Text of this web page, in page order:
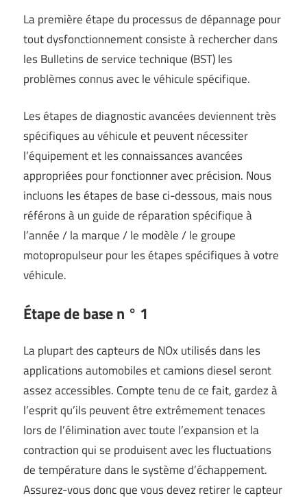
La première étape du processus de dépannage pour
tout dysfonctionnement consiste à rechercher dans
les Bulletins de service technique (BST) les
problèmes connus avec le véhicule spécifique.
Les étapes de diagnostic avancées deviennent très
spécifiques au véhicule et peuvent nécessiter
l’équipement et les connaissances avancées
appropriées pour fonctionner avec précision. Nous
incluons les étapes de base ci-dessous, mais nous
référons à un guide de réparation spécifique à
l’année / la marque / le modèle / le groupe
motopropulseur pour les étapes spécifiques à votre
véhicule.
Étape de base n ° 1
La plupart des capteurs de NOx utilisés dans les
applications automobiles et camions diesel seront
assez accessibles. Compte tenu de ce fait, gardez à
l’esprit qu’ils peuvent être extrêmement tenaces
lors de l’élimination avec toute l’expansion et la
contraction qui se produisent avec les fluctuations
de température dans le système d’échappement.
Assurez-vous donc que vous devez retirer le capteur